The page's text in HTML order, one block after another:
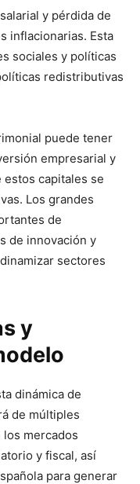
y pérdida de
inflacionarias. Esta
sociales y políticas
redistributivas
puede tener
empresarial y
capitales se
Los grandes
de
de innovación y
sectores
y
dinámica de
de múltiples
mercados
y fiscal, así
para generar